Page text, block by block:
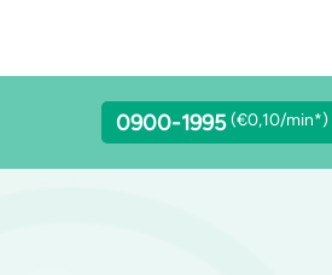
0900-1995 (€0,10/min*)